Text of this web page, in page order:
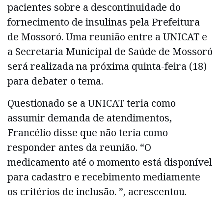
pacientes sobre a descontinuidade do
fornecimento de insulinas pela Prefeitura
de Mossoró. Uma reunião entre a UNICAT e
a Secretaria Municipal de Saúde de Mossoró
será realizada na próxima quinta-feira (18)
para debater o tema.
Questionado se a UNICAT teria como
assumir demanda de atendimentos,
Francélio disse que não teria como
responder antes da reunião. “O
medicamento até o momento está disponível
para cadastro e recebimento mediamente
os critérios de inclusão. ”, acrescentou.